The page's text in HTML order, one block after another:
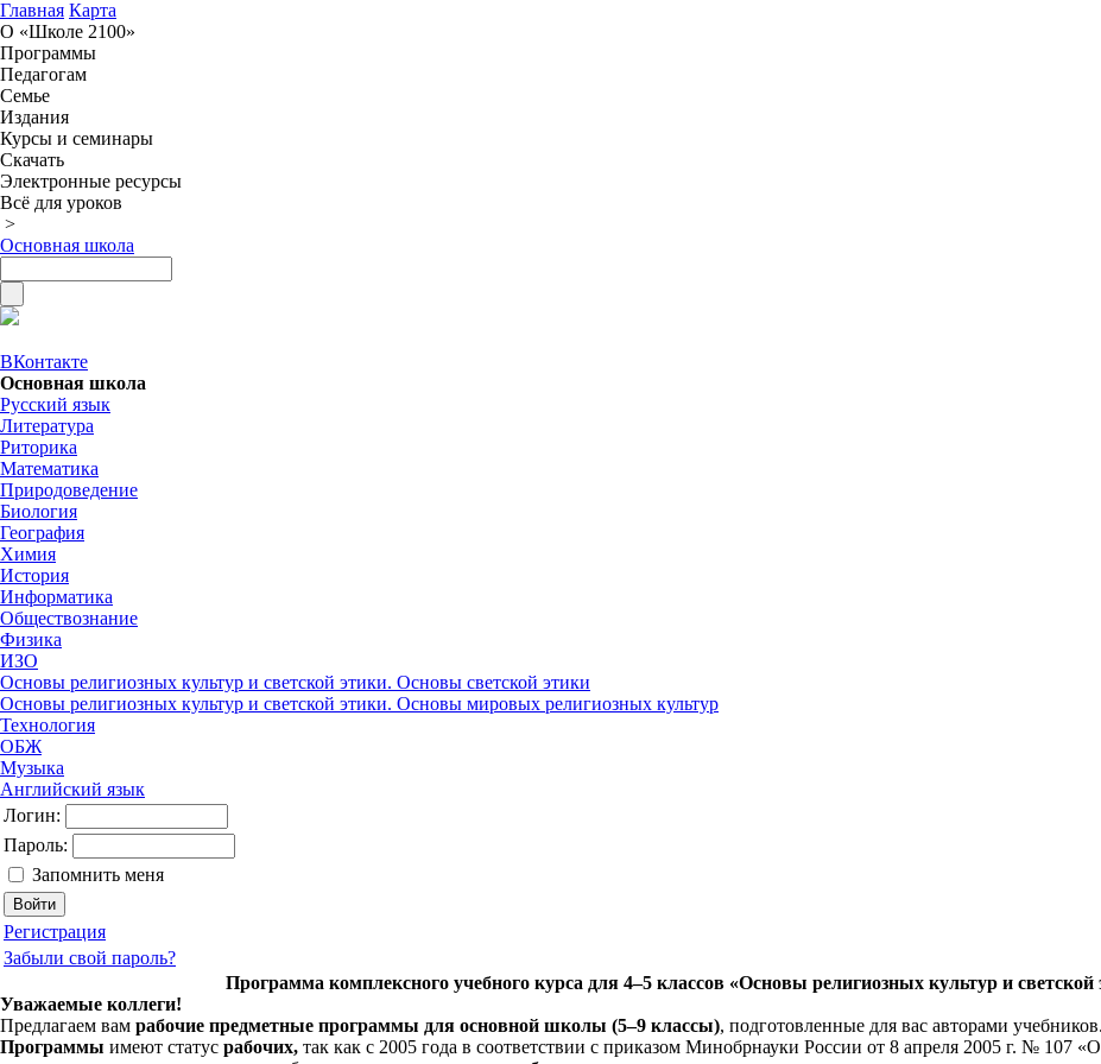
Главная Карта
О «Школе 2100»
Программы
Педагогам
Семье
Издания
Курсы и семинары
Скачать
Электронные ресурсы
Всё для уроков
>
Основная школа
ВКонтакте
Основная школа
Русский язык
Литература
Риторика
Математика
Природоведение
Биология
География
Химия
История
Информатика
Обществознание
Физика
ИЗО
Основы религиозных культур и светской этики. Основы светской этики
Основы религиозных культур и светской этики. Основы мировых религиозных культур
Технология
ОБЖ
Музыка
Английский язык
Логин:
Пароль:
Запомнить меня
Регистрация
Забыли свой пароль?
Программа комплексного учебного курса для 4–5 классов «Основы религиозных культур и
Уважаемые коллеги!
Предлагаем вам рабочие предметные программы для основной школы (5–9 классы), подготовленные для вас авторами учебников.
Программы имеют статус рабочих, так как с 2005 года в соответствии с приказом Минобрнауки России от 8 апреля 2005 г. № 107